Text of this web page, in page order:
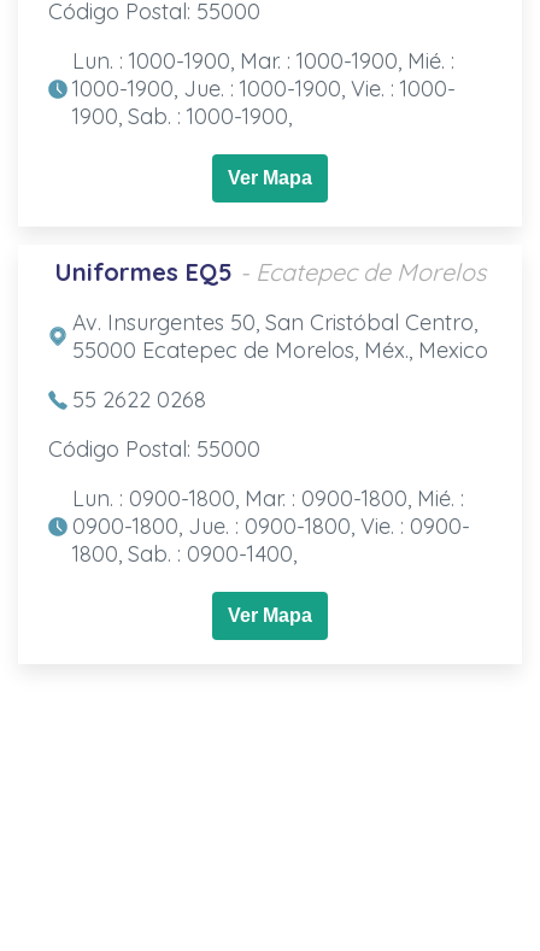
Código Postal: 55000
Lun. : 1000-1900, Mar. : 1000-1900, Mié. :
1000-1900, Jue. : 1000-1900, Vie. : 1000-
1900, Sab. : 1000-1900,
Ver Mapa
Uniformes EQ5 - Ecatepec de Morelos
Av. Insurgentes 50, San Cristóbal Centro,
55000 Ecatepec de Morelos, Méx., Mexico
55 2622 0268
Código Postal: 55000
Lun. : 0900-1800, Mar. : 0900-1800, Mié. :
0900-1800, Jue. : 0900-1800, Vie. : 0900-
1800, Sab. : 0900-1400,
Ver Mapa